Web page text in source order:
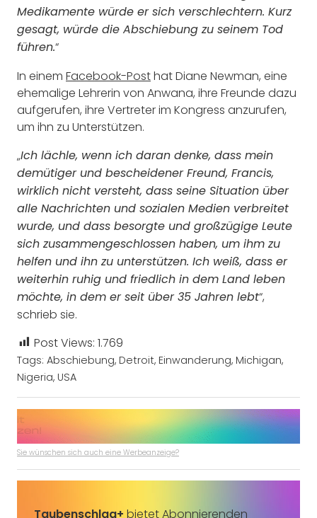
Medikamente würde er sich verschlechtern. Kurz
gesagt, würde die Abschiebung zu seinem Tod
führen.“
In einem Facebook-Posthat Diane Newman, eine
ehemalige Lehrerin von Anwana, ihre Freunde dazu
aufgerufen, ihre Vertreter im Kongress anzurufen,
um ihn zu Unterstützen.
„Ich lächle, wenn ich daran denke, dass mein
demütiger und bescheidener Freund, Francis,
wirklich nicht versteht, dass seine Situation über
alle Nachrichten und sozialen Medien verbreitet
wurde, und dass besorgte und großzügige Leute
sich zusammengeschlossen haben, um ihm zu
helfen und ihn zu unterstützen. Ich weiß, dass er
weiterhin ruhig und friedlich in dem Land leben
möchte, in dem er seit über 35 Jahren lebt“,
schrieb sie.
Post Views: 1.769
Tags: Abschiebung, Detroit, Einwanderung, Michigan,
Nigeria, USA
Sie wünschen sich auch eine Werbeanzeige?
Taubenschlag+ bietet Abonnierenden